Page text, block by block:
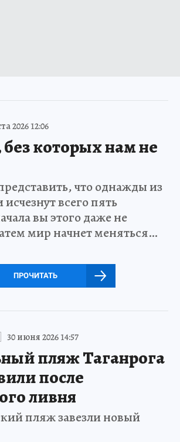
2026 12:06
которых нам не
что однажды из
всего пять
вы этого даже не
мир начнет меняться…
ПРОЧИТАТЬ
30 июня 2026 14:57
пляж Таганрога
после
ливня
пляж завезли новый